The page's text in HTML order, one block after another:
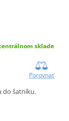
sklade
Porovnať
do šatníku.